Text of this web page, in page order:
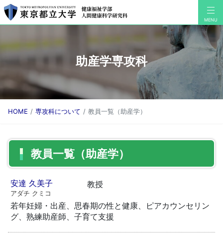
助産学専攻科
HOME 専攻科について 教員一覧（助産学）
教員一覧（助産学）
安達 久美子
アダチ クミコ
教授
若年妊婦・出産、思春期の性と健康、ピアカウンセリン
グ、熟練助産師、子育て支援